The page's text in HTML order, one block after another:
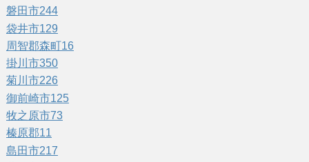
磐田市244
袋井市129
周智郡森町16
掛川市350
菊川市226
御前崎市125
牧之原市73
榛原郡11
島田市217